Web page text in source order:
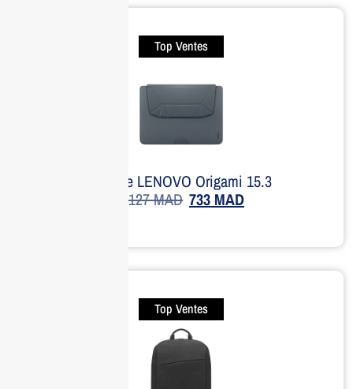
Top Ventes
Housse LENOVO Origami 15.3
1,127MAD 733 MAD
Top Ventes